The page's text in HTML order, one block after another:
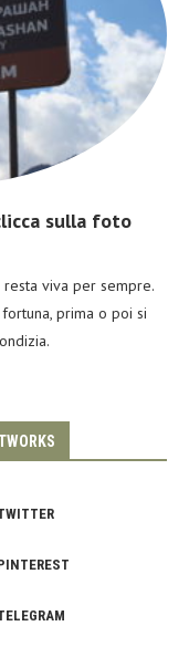
sulla foto
resta viva per sempre.
prima o poi si